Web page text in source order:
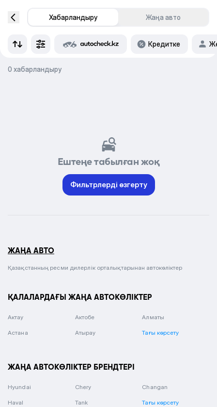
Хабарландыру Жаңа авто
Кредитке
0 хабарландыру
Ештеңе табылған жоқ
Фильтрлерді өзгерту
ЖАҢА АВТО
Қазақстанның ресми дилерлік орталықтарынан автокөліктер
ҚАЛАЛАРДАҒЫ ЖАҢА АВТОКӨЛІКТЕР
Актау Актобе Алматы
Астана Атырау Тағы көрсету
ЖАҢА АВТОКӨЛІКТЕР БРЕНДТЕРІ
Hyundai Chery Changan
Haval Tank Тағы көрсету